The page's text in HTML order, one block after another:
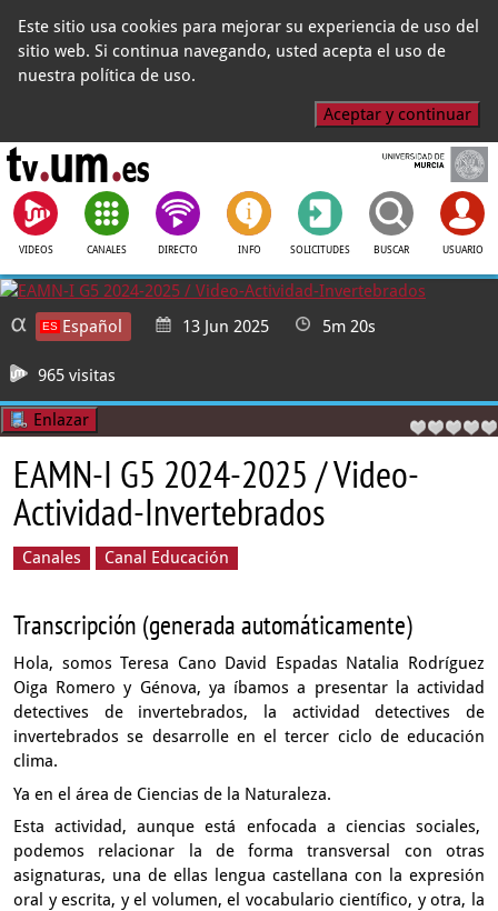
Este sitio usa cookies para mejorar su experiencia de uso del
sitio web. Si continua navegando, usted acepta el uso de
nuestra política de uso.
Aceptar y continuar
VIDEOS CANALES DIRECTO INFO SOLICITUDES BUSCAR USUARIO
Español 13 Jun 2025 5m 20s
965 visitas
Enlazar
EAMN-I G5 2024-2025 / Video-
Actividad-Invertebrados
Canales Canal Educación
Transcripción (generada automáticamente)
Hola, somos Teresa Cano David Espadas Natalia Rodríguez
Oiga Romero y Génova, ya íbamos a presentar la actividad
detectives de invertebrados,
la actividad detectives de
invertebradosse desarrolle en el tercer ciclo de educación
clima.
Ya en el área de Ciencias de la Naturaleza.
Esta actividad, aunque está enfocada a ciencias sociales,
podemos relacionar la de forma transversal con otras
asignaturas, una de ellas lengua castellana con la expresión
oral y escrita, y el volumen, el vocabulario científico, y otra, la